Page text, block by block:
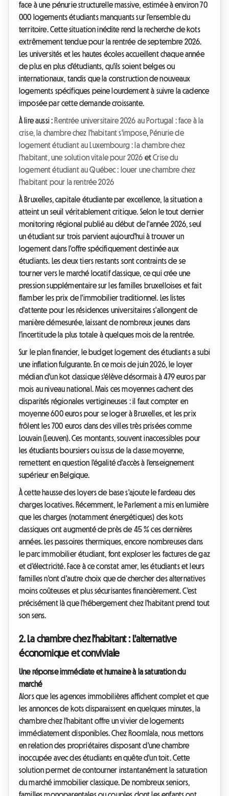
face à une pénurie structurelle massive, estimée à environ 70
000 logements étudiants manquants sur l'ensemble du
territoire. Cette situation inédite rend la recherche de kots
extrêmement tendue pour la rentrée de septembre 2026.
Les universités et les hautes écoles accueillent chaque année
de plus en plus d'étudiants, qu'ils soient belges ou
internationaux, tandis que la construction de nouveaux
logements spécifiques peine lourdement à suivre la cadence
imposée par cette demande croissante.
À lire aussi : Rentrée universitaire 2026 au Portugal : face à la
crise, la chambre chez l'habitant s'impose, Pénurie de
logement étudiant au Luxembourg : la chambre chez
l'habitant, une solution vitale pour 2026 etCrise du
logement étudiant au Québec : louer une chambre chez
l'habitant pour la rentrée 2026
À Bruxelles, capitale étudiante par excellence, la situation a
atteint un seuil véritablement critique. Selon le tout dernier
monitoring régional publié au début de l'année 2026, seul
un étudiant sur trois parvient aujourd'hui à trouver un
logement dans l'offre spécifiquement destinée aux
étudiants. Les deux tiers restants sont contraints de se
tourner vers le marché locatif classique, ce qui crée une
pression supplémentaire sur les familles bruxelloises et fait
flamber les prix de l'immobilier traditionnel. Les listes
d'attente pour les résidences universitaires s'allongent de
manière démesurée, laissant de nombreux jeunes dans
l'incertitude la plus totale à quelques mois de la rentrée.
Sur le plan financier, le budget logement des étudiants a subi
une inflation fulgurante. En ce mois de juin 2026, le loyer
médian d'un kot classique s'élève désormais à 479 euros par
mois au niveau national. Mais ces moyennes cachent des
disparités régionales vertigineuses : il faut compter en
moyenne 600 euros pour se loger à Bruxelles, et les prix
frôlent les 700 euros dans des villes très prisées comme
Louvain (Leuven). Ces montants, souvent inaccessibles pour
les étudiants boursiers ou issus de la classe moyenne,
remettent en question l'égalité d'accès à l'enseignement
supérieur en Belgique.
À cette hausse des loyers de base s'ajoute le fardeau des
charges locatives. Récemment, le Parlement a mis en lumière
que les charges (notamment énergétiques) des kots
classiques ont augmenté de près de 45 % ces dernières
années. Les passoires thermiques, encore nombreuses dans
le parc immobilier étudiant, font exploser les factures de gaz
et d'électricité. Face à ce constat amer, les étudiants et leurs
familles n'ont d'autre choix que de chercher des alternatives
moins coûteuses et plus sécurisantes financièrement. C'est
précisément là que l'hébergement chez l'habitant prend tout
son sens.
2. La chambre chez l'habitant : L'alternative
économique et conviviale
Une réponse immédiate et humaine à la saturation du
marché
Alors que les agences immobilières affichent complet et que
les annonces de kots disparaissent en quelques minutes, la
chambre chez l'habitant offre un vivier de logements
immédiatement disponibles. Chez Roomlala, nous mettons
en relation des propriétaires disposant d'une chambre
inoccupée avec des étudiants en quête d'un toit. Cette
solution permet de contourner instantanément la saturation
du marché immobilier classique. De nombreux seniors,